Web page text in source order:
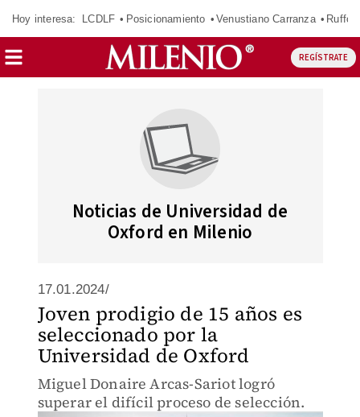
Hoy interesa: LCDLF Posicionamiento Venustiano Carranza Ruffo
REGÍSTRATE
Noticias de Universidad de
Oxford en Milenio
17.01.2024/
Joven prodigio de 15 años es
seleccionado por la
Universidad de Oxford
Miguel Donaire Arcas-Sariot logró
superar el difícil proceso de selección.